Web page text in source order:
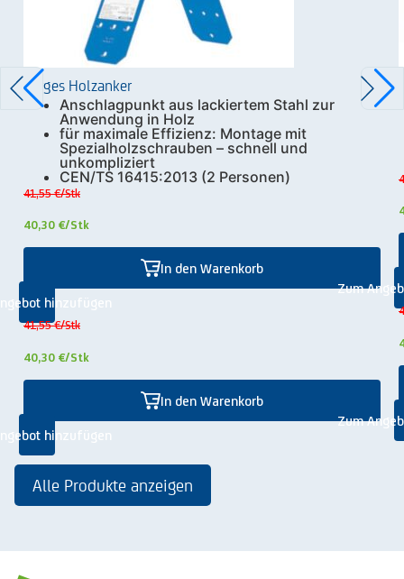
Zarges Holzanker
Anschlagpunkt aus lackiertem Stahl zur
Anwendung in Holz
für maximale Effizienz: Montage mit
Spezialholzschrauben – schnell und
unkompliziert
CEN/TS 16415:2013 (2 Personen)
41,55 €/Stk
40,30 €/Stk
In den Warenkorb
hinzufügen
41,55 €/Stk
40,30 €/Stk
In den Warenkorb
hinzufügen
Zum
Zum
Alle Produkte anzeigen